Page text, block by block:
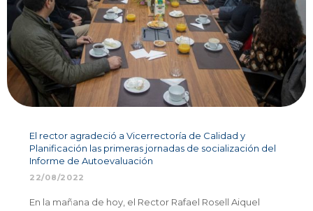
El rector agradeció a Vicerrectoría de Calidad y
Planificación las primeras jornadas de socialización del
Informe de Autoevaluación
22/08/2022
En la mañana de hoy, el Rector Rafael Rosell Aiquel